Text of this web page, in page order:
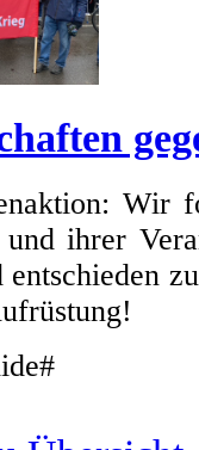
Wir
und ihrer
entschieden